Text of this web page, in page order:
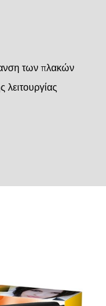
των πλακών
λειτουργίας